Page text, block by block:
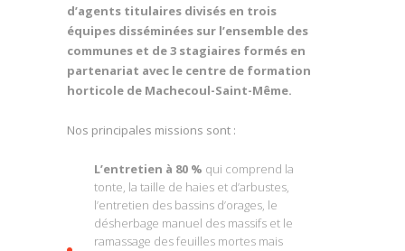
d’agents titulaires divisés en trois
équipes disséminées sur l’ensemble des
communes et de 3 stagiaires formés en
partenariat avec le centre de formation
horticole de Machecoul-Saint-Même.
Nos principales missions sont :
L’entretien à 80 % qui comprend la
tonte, la taille de haies et d’arbustes,
l’entretien des bassins d’orages, le
désherbage manuel des massifs et le
ramassage des feuilles mortes mais